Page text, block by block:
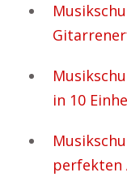
in 10
perfekten